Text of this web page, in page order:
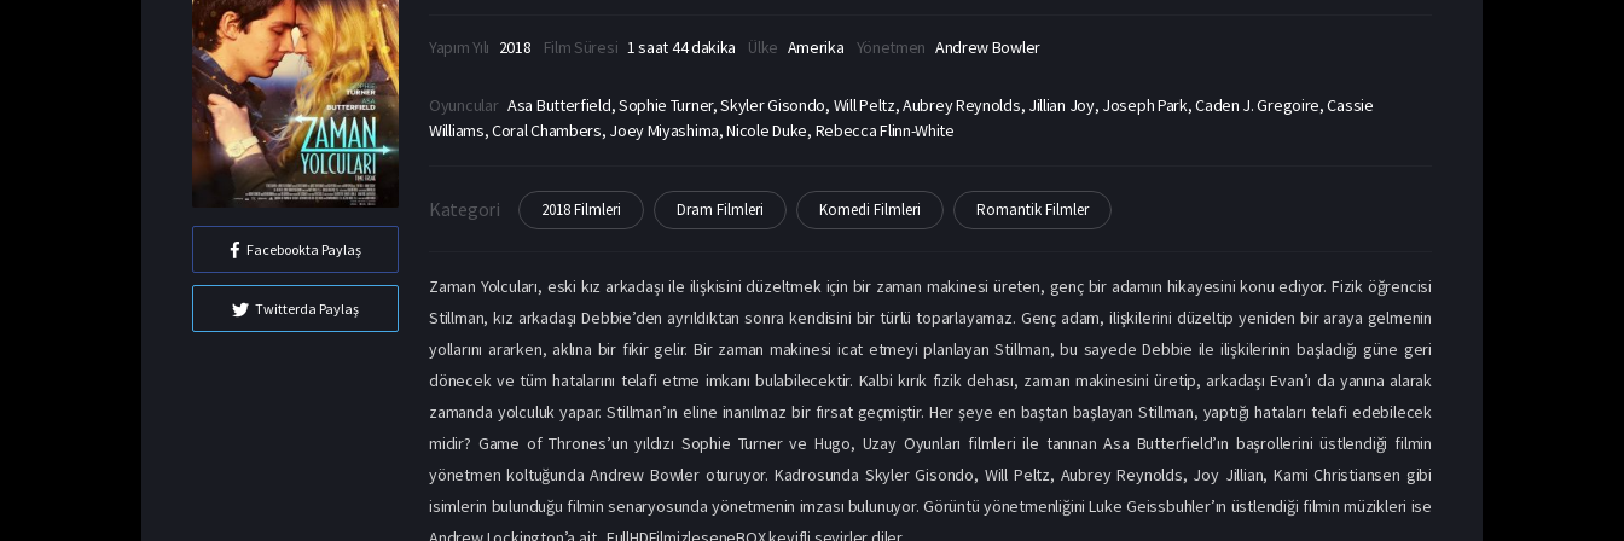
Facebookta Paylaş
Twitterda Paylaş
Yapım Yılı 2018 Film Süresi 1 saat 44 dakika Ülke Amerika Yönetmen Andrew Bowler
Oyuncular Asa Butterfield, Sophie Turner, Skyler Gisondo, Will Peltz, Aubrey Reynolds, Jillian Joy, Joseph Park, Caden J. Gregoire, Cassie
Williams, Coral Chambers, Joey Miyashima, Nicole Duke, Rebecca Flinn-White
Kategori 2018 Filmleri Dram Filmleri Komedi Filmleri Romantik Filmler
Zaman Yolcuları, eski kız arkadaşı ile ilişkisini düzeltmek için bir zaman makinesi üreten, genç bir adamın hikayesini konu ediyor. Fizik öğrencisi
Stillman, kız arkadaşı Debbie’den ayrıldıktan sonra kendisini bir türlü toparlayamaz. Genç adam, ilişkilerini düzeltip yeniden bir araya gelmenin
yollarını ararken, aklına bir fikir gelir. Bir zaman makinesi icat etmeyi planlayan Stillman, bu sayede Debbie ile ilişkilerinin başladığı güne geri
dönecek ve tüm hatalarını telafi etme imkanı bulabilecektir. Kalbi kırık fizik dehası, zaman makinesini üretip, arkadaşı Evan’ı da yanına alarak
zamanda yolculuk yapar. Stillman’ın eline inanılmaz bir fırsat geçmiştir. Her şeye en baştan başlayan Stillman, yaptığı hataları telafi edebilecek
midir? Game of Thrones’un yıldızı Sophie Turner ve Hugo, Uzay Oyunları filmleri ile tanınan Asa Butterfield’ın başrollerini üstlendiği filmin
yönetmen koltuğunda Andrew Bowler oturuyor. Kadrosunda Skyler Gisondo, Will Peltz, Aubrey Reynolds, Joy Jillian, Kami Christiansen gibi
isimlerin bulunduğu filmin senaryosunda yönetmenin imzası bulunuyor. Görüntü yönetmenliğini Luke Geissbuhler’ın üstlendiği filmin müzikleri ise